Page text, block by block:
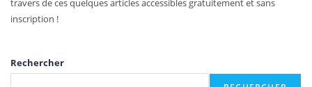
travers de ces quelques articles accessibles gratuitement et sans
inscription !
Rechercher